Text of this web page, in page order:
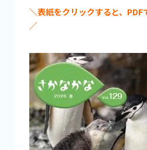
＼表紙をクリックすると、PDF
／